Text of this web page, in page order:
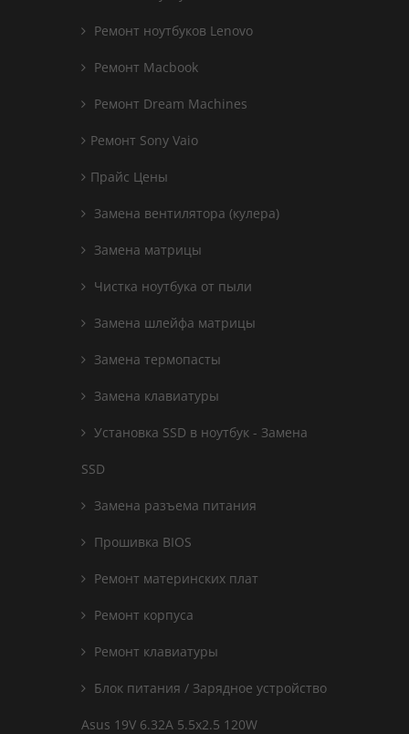
Ремонт ноутбуков Lenovo
Ремонт Macbook
Ремонт Dream Machines
Ремонт Sony Vaio
Прайс Цены
Замена вентилятора (кулера)
Замена матрицы
Чистка ноутбука от пыли
Замена шлейфа матрицы
Замена термопасты
Замена клавиатуры
Установка SSD в ноутбук - Замена
SSD
Замена разъема питания
Прошивка BIOS
Ремонт материнских плат
Ремонт корпуса
Ремонт клавиатуры
Блок питания / Зарядное устройство
Asus 19V 6.32A 5.5x2.5 120W